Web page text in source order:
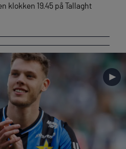
klokken 19.45 på Tallaght
►